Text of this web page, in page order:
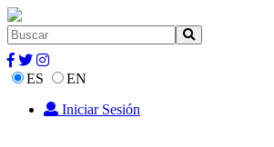
ES
EN
Iniciar Sesión